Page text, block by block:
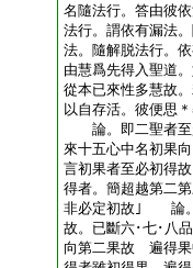
名隨法行。答由彼
法行。謂依有漏法
法。隨解脱法行。
由慧爲先得入聖道
從本已來性多慧故
以自存活。彼便思
論。即二聖者至
來十五心中名初
言初果者至必初得
得者。簡超越第二
非必定初故｣ 論。
故。已斷六･七･八
向第二果故 遍得果